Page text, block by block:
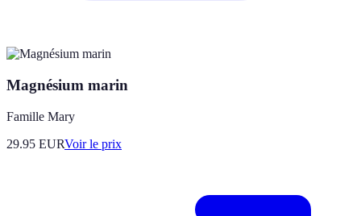
Magnésium marin
Famille Mary
29.95 EURVoir le prix